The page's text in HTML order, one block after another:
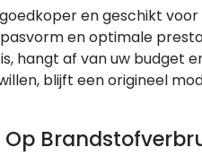
en geschikt
en optimale
hangt af van uw budget
blijft een origineel
Op